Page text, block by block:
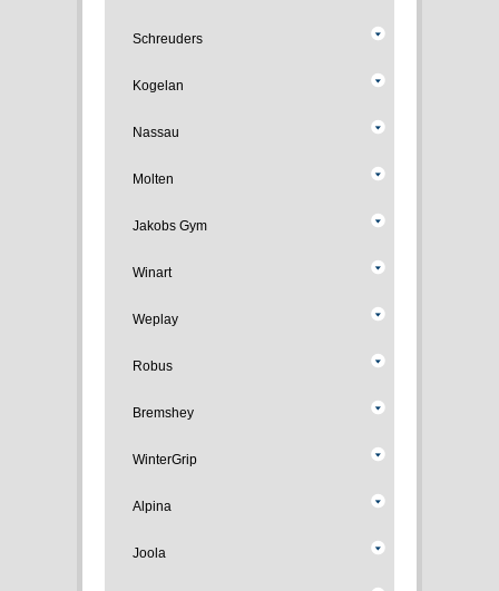
Schreuders
Kogelan
Nassau
Molten
Jakobs Gym
Winart
Weplay
Robus
Bremshey
WinterGrip
Alpina
Joola